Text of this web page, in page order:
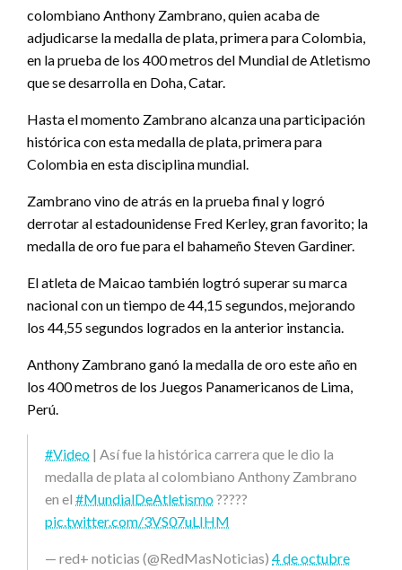
colombiano Anthony Zambrano, quien acaba de
adjudicarse la medalla de plata, primera para Colombia,
en la prueba de los 400 metros del Mundial de Atletismo
que se desarrolla en Doha, Catar.
Hasta el momento Zambrano alcanza una participación
histórica con esta medalla de plata, primera para
Colombia en esta disciplina mundial.
Zambrano vino de atrás en la prueba final y logró
derrotar al estadounidense Fred Kerley, gran favorito; la
medalla de oro fue para el bahameño Steven Gardiner.
El atleta de Maicao también logtró superar su marca
nacional con un tiempo de 44,15 segundos, mejorando
los 44,55 segundos logrados en la anterior instancia.
Anthony Zambrano ganó la medalla de oro este año en
los 400 metros de los Juegos Panamericanos de Lima,
Perú.
#Video | Así fue la histórica carrera que le dio la
medalla de plata al colombiano Anthony Zambrano
en el #MundialDeAtletismo?????
pic.twitter.com/3VS07uLIHM
— red+ noticias (@RedMasNoticias) 4 de octubre